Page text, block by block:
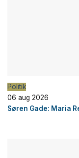
Politik
06 aug 2026
Søren Gade: Maria